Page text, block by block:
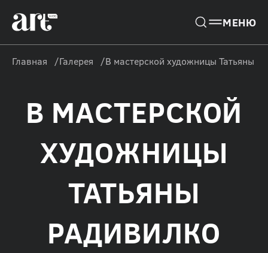
Главная Галерея В мастерской художницы Татьяны
В МАСТЕРСКОЙ
ХУДОЖНИЦЫ
ТАТЬЯНЫ
РАДИВИЛКО